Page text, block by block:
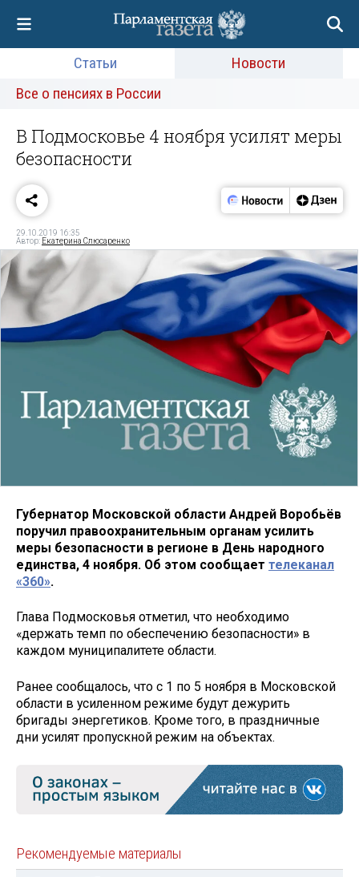
Статьи
Новости
Все о пенсиях в России
В Подмосковье 4 ноября усилят меры
безопасности
29.10.2019 16:35
Автор: Екатерина Слюсаренко
Губернатор Московской области Андрей Воробьёв
поручил правоохранительным органам усилить
меры безопасности в регионе в День народного
единства, 4 ноября. Об этом сообщает телеканал
«360».
Глава Подмосковья отметил, что необходимо
«держать темп по обеспечению безопасности» в
каждом муниципалитете области.
Ранее сообщалось, что с 1 по 5 ноября в Московской
области в усиленном режиме будут дежурить
бригады энергетиков. Кроме того, в праздничные
дни усилят пропускной режим на объектах.
Рекомендуемые материалы